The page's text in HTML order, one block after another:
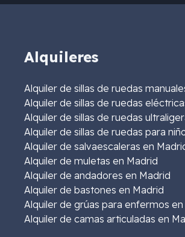
Alquileres
Alquiler de sillas de ruedas
Alquiler de sillas de ruedas
Alquiler de sillas de ruedas
Alquiler de sillas de ruedas para
Alquiler de salvaescaleras en
Alquiler de muletas en Madrid
Alquiler de andadores en Madrid
Alquiler de bastones en Madrid
Alquiler de grúas para enfermos
Alquiler de camas articuladas en